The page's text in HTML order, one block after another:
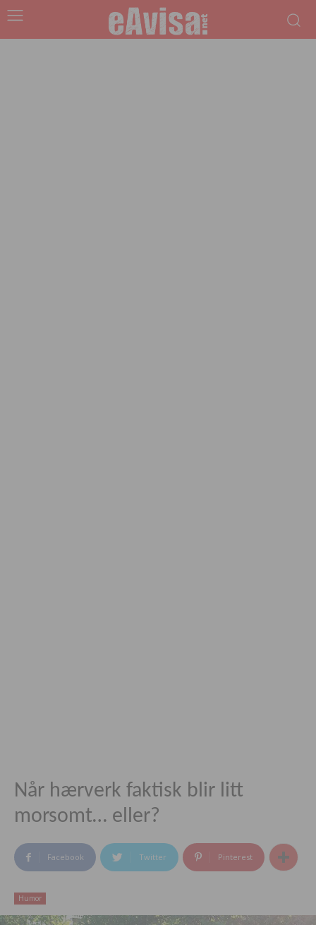
Når hærverk faktisk blir litt
morsomt… eller?
Facebook Twitter Pinterest
Humor